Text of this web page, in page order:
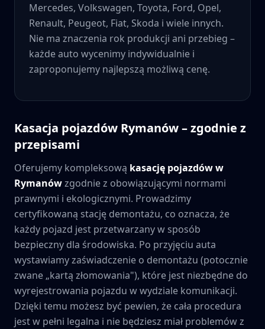
Mercedes, Volkswagen, Toyota, Ford, Opel,
Renault, Peugeot, Fiat, Skoda i wiele innych.
Nie ma znaczenia rok produkcji ani przebieg –
każde auto wycenimy indywidualnie i
zaproponujemy najlepszą możliwą cenę.
Kasacja pojazdów Rymanów– zgodnie z
przepisami
Oferujemy kompleksową kasację pojazdów w
Rymanówzgodnie z obowiązującymi normami
prawnymi i ekologicznymi. Prowadzimy
certyfikowaną stację demontażu, co oznacza, że
każdy pojazd jest przetwarzany w sposób
bezpieczny dla środowiska. Po przyjęciu auta
wystawiamy zaświadczenie o demontażu (potocznie
zwane „kartą złomowania"), które jest niezbędne do
wyrejestrowania pojazdu w wydziale komunikacji.
Dzięki temu możesz być pewien, że cała procedura
jest w pełni legalna i nie będziesz miał problemów z